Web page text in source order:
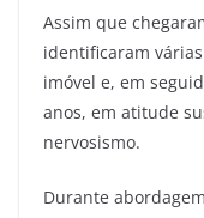
Assim que
identificaram
imóvel e, em
anos, em atitude
nervosismo.
Durante